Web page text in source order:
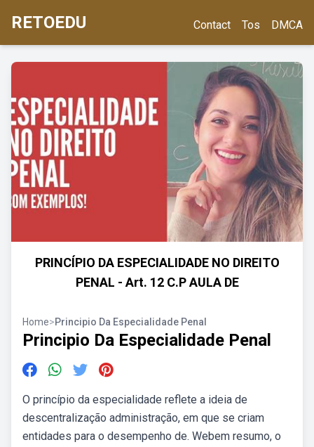
RETOEDU Contact Tos DMCA
PRINCÍPIO DA ESPECIALIDADE NO DIREITO
PENAL - Art. 12 C.P AULA DE
Home>Principio Da Especialidade Penal
Principio Da Especialidade Penal
O princípio da especialidade reflete a ideia de
descentralização administração, em que se criam
entidades para o desempenho de. Webem resumo, o